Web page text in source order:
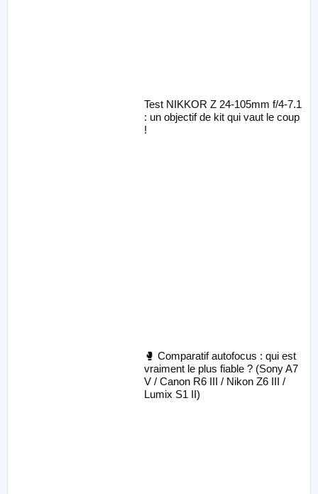
Test NIKKOR Z 24-105mm f/4-7.1
: un objectif de kit qui vaut le coup
!
🥊 Comparatif autofocus : qui est
vraiment le plus fiable ? (Sony A7
V / Canon R6 III / Nikon Z6 III /
Lumix S1 II)